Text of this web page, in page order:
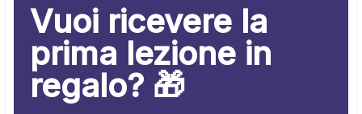
Vuoi ricevere la
prima lezione in
regalo? 🎁